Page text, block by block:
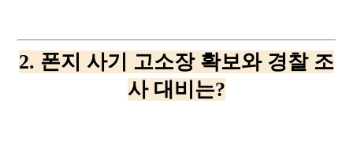
2. 폰지 사기 고소장 확보와 경찰 조
사 대비는?